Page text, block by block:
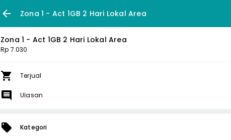
Zona 1 - Act 1GB 2 Hari Lokal Area
Zona 1 - Act 1GB 2 Hari Lokal Area
Rp 7.030
Terjual
Ulasan
Kategori